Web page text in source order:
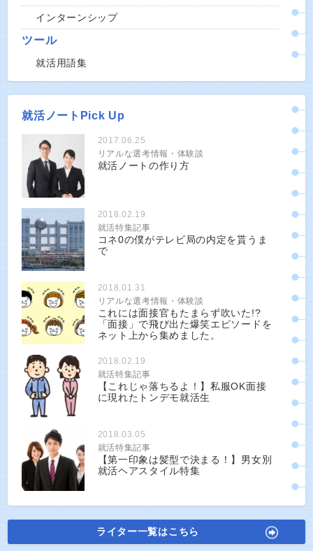
インターンシップ
ツール
就活用語集
就活ノートPick Up
2017.06.25
リアルな選考情報・体験談
就活ノートの作り方
2018.02.19
就活特集記事
コネ0の僕がテレビ局の内定を貰うま
で
2018.01.31
リアルな選考情報・体験談
これには面接官もたまらず吹いた!?
「面接」で飛び出た爆笑エピソードを
ネット上から集めました。
2018.02.19
就活特集記事
【これじゃ落ちるよ！】私服OK面接
に現れたトンデモ就活生
2018.03.05
就活特集記事
【第一印象は髪型で決まる！】男女別
就活ヘアスタイル特集
ライター一覧はこちら